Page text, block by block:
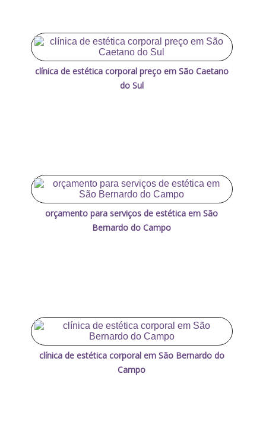
clínica de estética corporal preço em São Caetano
do Sul
orçamento para serviços de estética em São
Bernardo do Campo
clínica de estética corporal em São Bernardo do
Campo